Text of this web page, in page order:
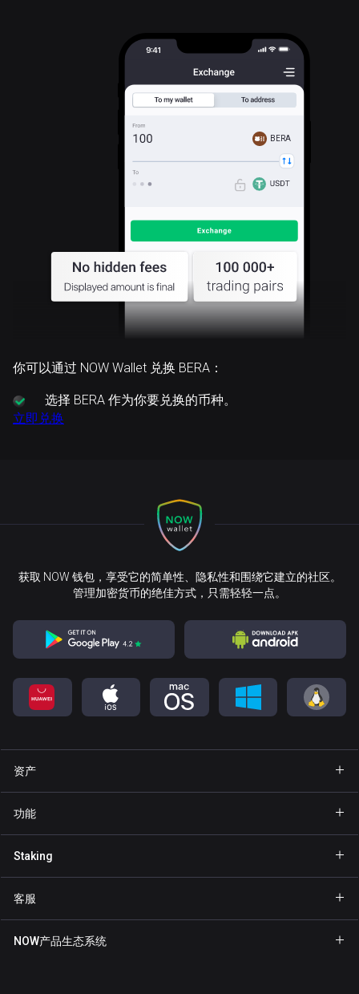
BERA
你可以通过 NOW Wallet 兑换 BERA：
选择 BERA 作为你要兑换的币种。
立即兑换
获取 NOW 钱包，享受它的简单性、隐私性和围绕它建立的社区。
管理加密货币的绝佳方式，只需轻轻一点。
资产
钱包 Binance Coin
钱包 USD Coin
功能
Staking
Staking TRX
客服
NOW产品生态系统